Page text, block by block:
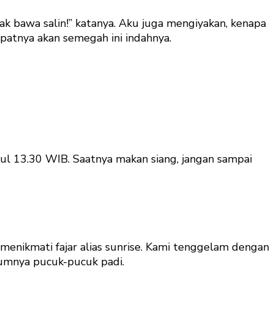
bawa salin!” katanya. Aku juga mengiyakan, kenapa
akan semegah ini indahnya.
WIB. Saatnya makan siang, jangan sampai
fajar alias sunrise. Kami tenggelam dengan
pucuk-pucuk padi.